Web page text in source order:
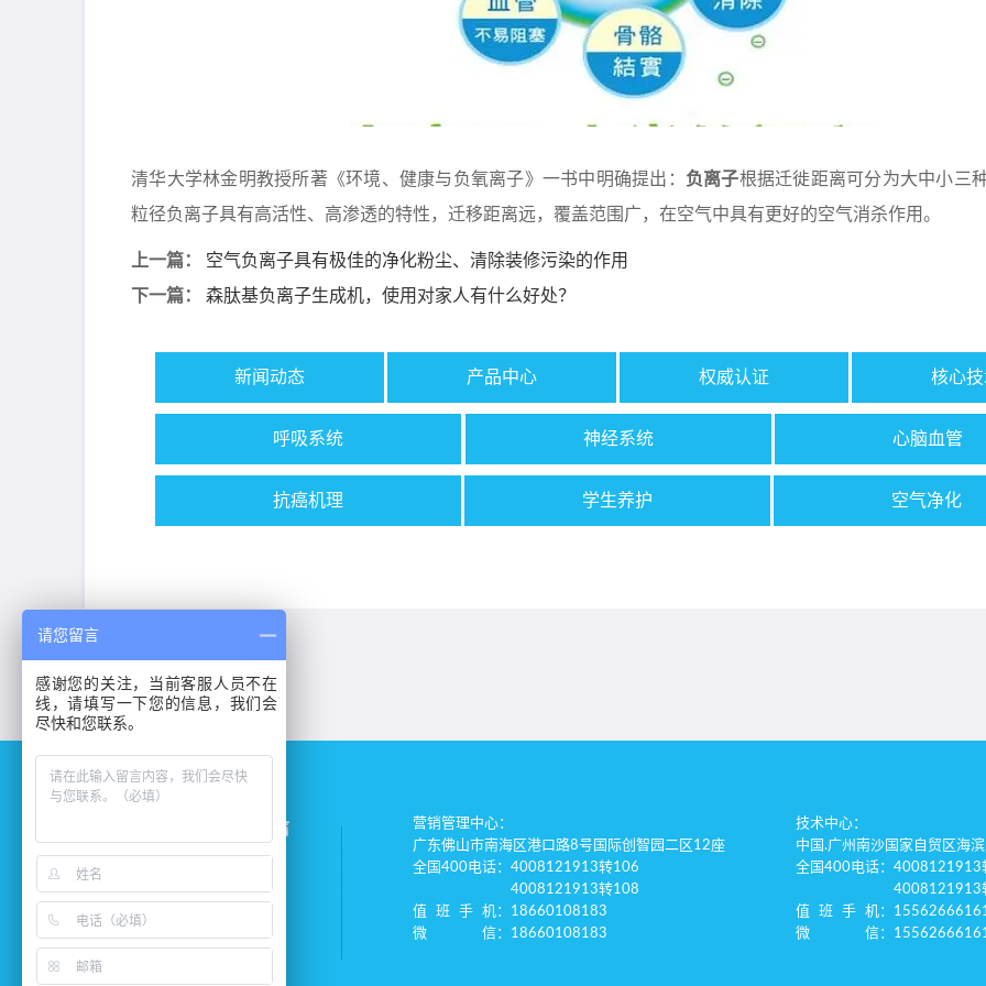
清华大学林金明教授所著《环境、健康与负氧离子》一书中明确提出： 负离子根据迁徙距离可分为大中小三
粒径负离子具有高活性、高渗透的特性，迁移距离远，覆盖范围广，在空气中具有更好的空气消杀作用。
上一篇： 空气负离子具有极佳的净化粉尘、清除装修污染的作用
下一篇： 森肽基负离子生成机，使用对家人有什么好处？
新闻动态 产品中心 权威认证 核心
呼吸系统 神经系统 心脑血管
抗癌机理 学生养护 空气净化
森肽基招商微信
营销管理中心：
广东佛山市南海区港口路8号国际创智园二区12座
全国400电话
值班手机
微信
：4008121913转106
4008121913转108
：18660108183
：18660108183
技术中心：
中国.广州南沙国家自贸区海
全国400电话
值班手机
微信
：4008121913
4008121913
：15562666161
：15562666161
请您留言
感谢您的关注，当前客服人员不在
线，请填写一下您的信息，我们会
尽快和您联系。